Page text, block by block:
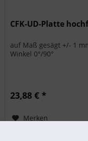
CFK-UD-Platte
auf Maß gesägt +/- 1
Winkel 0°/90°
23,88 € *
Merken